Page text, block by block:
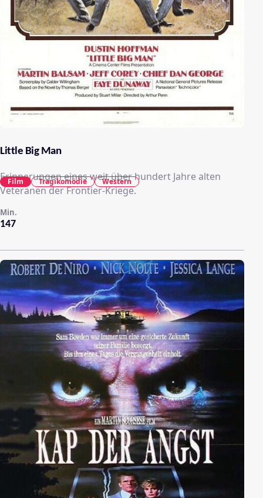
Little Big Man
Erinnerungen eines weit über hundert Jahre alten
Veteranen der Frontier-Kriege.
147
Min.
Film Tragikomödie Western